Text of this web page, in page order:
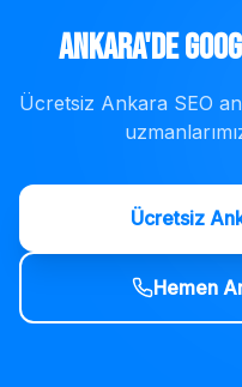
Ankara'de
Ücretsiz Ankara SEO
Ücretsiz
Hemen